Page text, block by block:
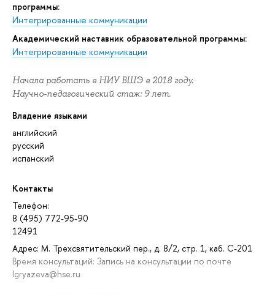
программы:
Интегрированные коммуникации
Академический наставник образовательной программы:
Интегрированные коммуникации
Начала работать в НИУ ВШЭ в 2018 году.
Научно-педагогический стаж: 9 лет.
Владение языками
английский
русский
испанский
Контакты
Телефон:
8 (495) 772-95-90
12491
Адрес: М. Трехсвятительский пер., д. 8/2, стр. 1, каб. С-201
Время консультаций: Запись на консультации по почте
lgryazeva@hse.ru